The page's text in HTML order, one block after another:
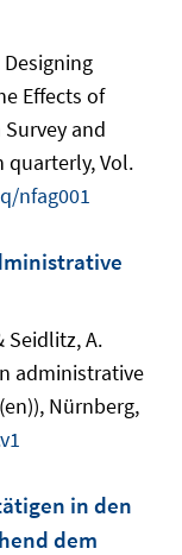
Designing
Effects of
and
quarterly, Vol.
nfag001
Seidlitz, A.
administrative
Nürnberg,
in den
dem